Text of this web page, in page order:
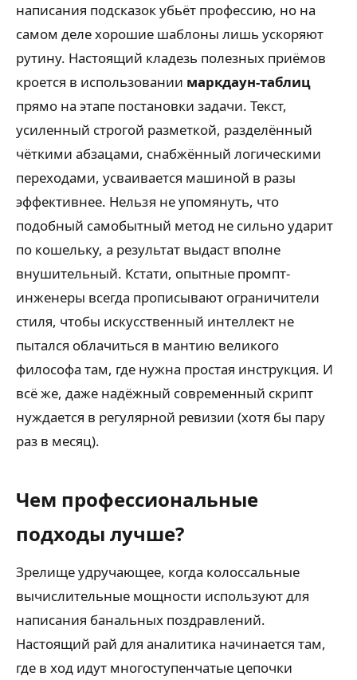
написания подсказок убьёт профессию, но на
самом деле хорошие шаблоны лишь ускоряют
рутину. Настоящий кладезь полезных приёмов
кроется в использовании маркдаун-таблиц
прямо на этапе постановки задачи. Текст,
усиленный строгой разметкой, разделённый
чёткими абзацами, снабжённый логическими
переходами, усваивается машиной в разы
эффективнее. Нельзя не упомянуть, что
подобный самобытный метод не сильно ударит
по кошельку, а результат выдаст вполне
внушительный. Кстати, опытные промпт-
инженеры всегда прописывают ограничители
стиля, чтобы искусственный интеллект не
пытался облачиться в мантию великого
философа там, где нужна простая инструкция. И
всё же, даже надёжный современный скрипт
нуждается в регулярной ревизии (хотя бы пару
раз в месяц).
Чем профессиональные
подходы лучше?
Зрелище удручающее, когда колоссальные
вычислительные мощности используют для
написания банальных поздравлений.
Настоящий рай для аналитика начинается там,
где в ход идут многоступенчатые цепочки